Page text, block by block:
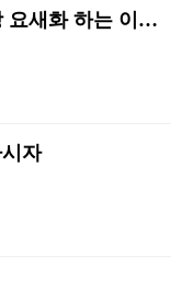
군사) 북한군이 전방 요새화 하는 이유.jpg
자